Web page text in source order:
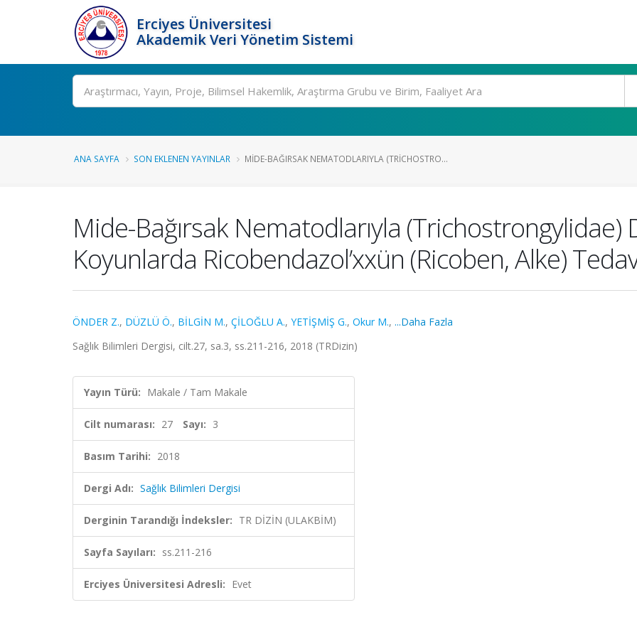
Erciyes Üniversitesi
Akademik Veri Yönetim Sistemi
Ara
ANA SAYFA SON EKLENEN YAYINLAR MIDE-BAĞIRSAK NEMATODLARIYLA (TRICHOSTRO...
Mide-Bağırsak Nematodlarıyla (Trichostrongylidae)
Koyunlarda Ricobendazol’xxün (Ricoben, Alke)
ÖNDER Z., DÜZLÜ Ö., BİLGİN M., ÇİLOĞLU A., YETİŞMİŞ G., Okur M., ...Daha Fazla
Sağlık Bilimleri Dergisi, cilt.27, sa.3, ss.211-216, 2018 (TRDizin)
Yayın Türü: Makale / Tam Makale
Cilt numarası: 27 Sayı: 3
Basım Tarihi: 2018
Dergi Adı: Sağlık Bilimleri Dergisi
Derginin Tarandığı İndeksler: TR DİZİN (ULAKBİM)
Sayfa Sayıları: ss.211-216
Erciyes Üniversitesi Adresli: Evet